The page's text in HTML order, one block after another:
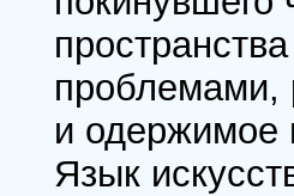
проблемами,
и одержимое
Язык